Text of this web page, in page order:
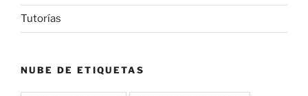
Tutorías
NUBE DE ETIQUETAS